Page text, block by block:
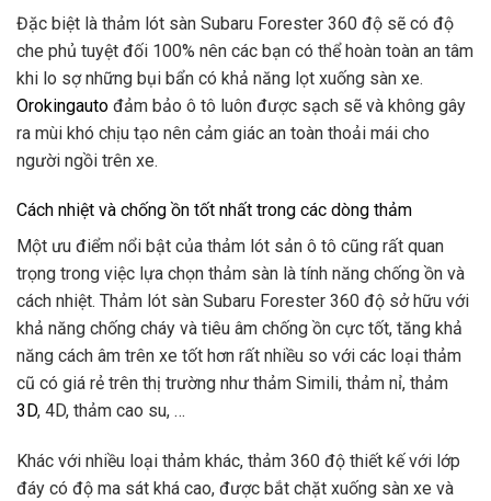
Đặc biệt là thảm lót sàn Subaru Forester 360 độ sẽ có độ
che phủ tuyệt đối 100% nên các bạn có thể hoàn toàn an tâm
khi lo sợ những bụi bẩn có khả năng lọt xuống sàn xe.
Orokingauto đảm bảo ô tô luôn được sạch sẽ và không gây
ra mùi khó chịu tạo nên cảm giác an toàn thoải mái cho
người ngồi trên xe.
Cách nhiệt và chống ồn tốt nhất trong các dòng thảm
Một ưu điểm nổi bật của thảm lót sản ô tô cũng rất quan
trọng trong việc lựa chọn thảm sàn là tính năng chống ồn và
cách nhiệt. Thảm lót sàn Subaru Forester 360 độ sở hữu với
khả năng chống cháy và tiêu âm chống ồn cực tốt, tăng khả
năng cách âm trên xe tốt hơn rất nhiều so với các loại thảm
cũ có giá rẻ trên thị trường như thảm Simili, thảm nỉ, thảm
3D, 4D, thảm cao su, …
Khác với nhiều loại thảm khác, thảm 360 độ thiết kế với lớp
đáy có độ ma sát khá cao, được bắt chặt xuống sàn xe và